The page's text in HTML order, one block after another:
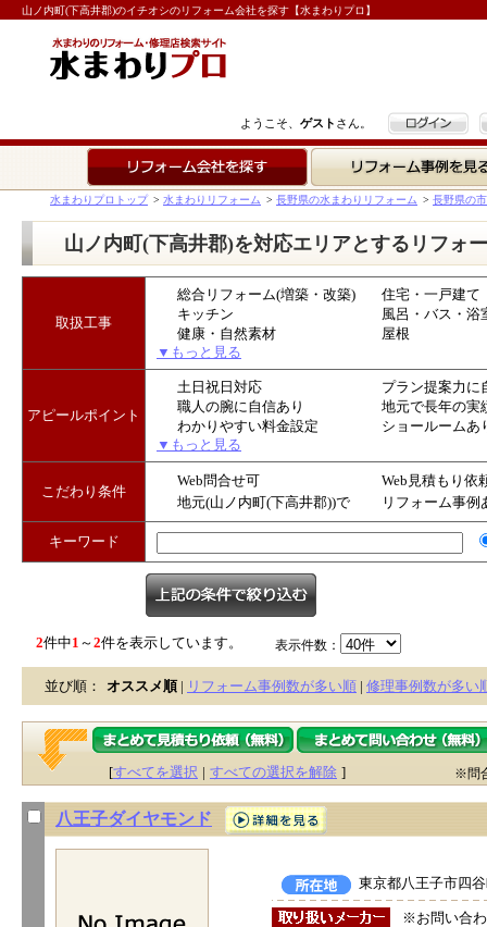
山ノ内町(下高井郡)のイチオシのリフォーム会社を探す【水まわりプロ】
ようこそ、 ゲスト さん。 ログイン
リフォーム事例を見る
水まわりプロトップ > 水まわりリフォーム > 長野県の水まわりリフォーム > 長野県の
山ノ内町(下高井郡)を対応エリアとするリフォ
取扱工事
総合リフォーム(増築・改築)
住宅・一戸建て
キッチン
風呂・バス・浴
健康・自然素材
屋根
▼もっと見る
アピールポイント
土日祝日対応
プラン提案力に
職人の腕に自信あり
地元で長年の実
わかりやすい料金設定
ショールームあ
▼もっと見る
こだわり条件
Web問合せ可
Web見積もり依
地元(山ノ内町(下高井郡))で
営業
リフォーム事例
キーワード
2件中1 ～2件を表示しています。 表示件数：
並び順： オススメ順 | リフォーム事例数が多い順 | 修理事例数が多い
[すべてを選択 | すべての選択を解除 ] ※問
八王子ダイヤモンド
東京都八王子市四
※お問い合